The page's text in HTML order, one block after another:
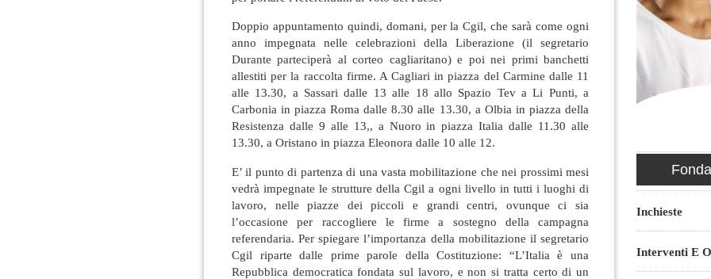
Doppio appuntamento quindi, domani, per la Cgil, che sarà come ogni
anno impegnata nelle celebrazioni della Liberazione (il segretario
Durante parteciperà al corteo cagliaritano) e poi nei primi banchetti
allestiti per la raccolta firme. A Cagliari in piazza del Carmine dalle 11
alle 13.30, a Sassari dalle 13 alle 18 allo Spazio Tev a Li Punti, a
Carbonia in piazza Roma dalle 8.30 alle 13.30, a Olbia in piazza della
Resistenza dalle 9 alle 13,, a Nuoro in piazza Italia dalle 11.30 alle
13.30, a Oristano in piazza Eleonora dalle 10 alle 12.
E’ il punto di partenza di una vasta mobilitazione che nei prossimi mesi
vedrà impegnate le strutture della Cgil a ogni livello in tutti i luoghi di
lavoro, nelle piazze dei piccoli e grandi centri, ovunque ci sia
l’occasione per raccogliere le firme a sostegno della campagna
referendaria. Per spiegare l’importanza della mobilitazione il segretario
Cgil riparte dalle prime parole della Costituzione: “L’Italia è una
Repubblica democratica fondata sul lavoro, e non si tratta certo di un
Inchieste
Interventi E